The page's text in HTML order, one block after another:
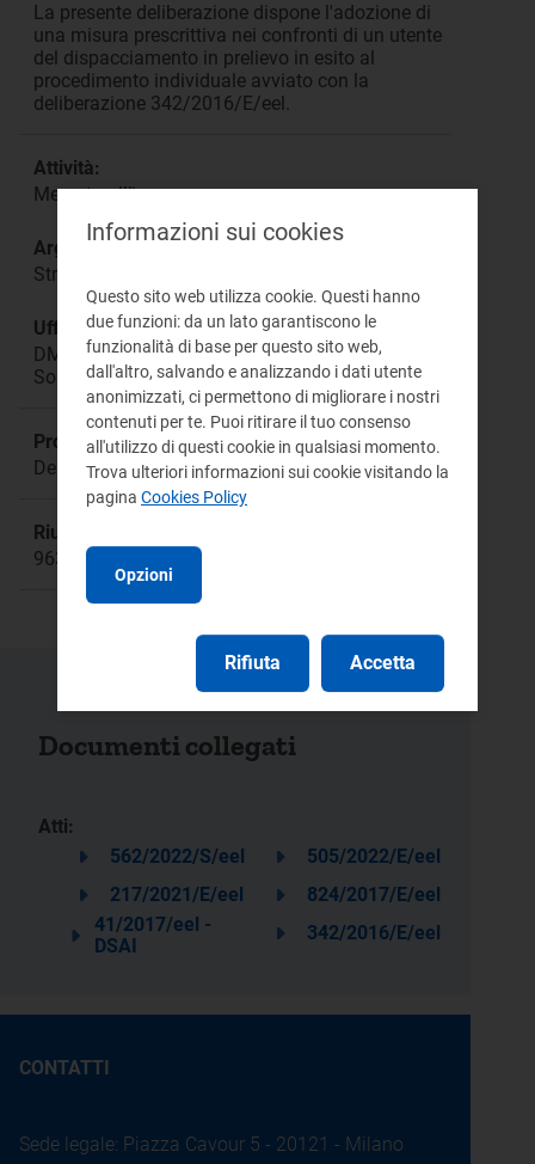
La presente deliberazione dispone l'adozione di
una misura prescrittiva nei confronti di un utente
del dispacciamento in prelievo in esito al
procedimento individuale avviato con la
deliberazione 342/2016/E/eel.
Attività:
Mercato all’ingrosso
Argomento:
Strategie di programmazione e offerta degli UDD
Ufficio responsabile:
DMEA Direzione Mercati Energia all'Ingrosso e
Sostenibilità Ambientale
Procedimento:
Delibera 342/2016/E/eel
Riunione:
963
Documenti collegati
Atti:
562/2022/S/eel
505/2022/E/eel
217/2021/E/eel
824/2017/E/eel
41/2017/eel -
DSAI
342/2016/E/eel
CONTATTI
Sede legale: Piazza Cavour 5 - 20121 - Milano
Informazioni sui cookies
Questo sito web utilizza cookie. Questi hanno
due funzioni: da un lato garantiscono le
funzionalità di base per questo sito web,
dall'altro, salvando e analizzando i dati utente
anonimizzati, ci permettono di migliorare i nostri
contenuti per te. Puoi ritirare il tuo consenso
all'utilizzo di questi cookie in qualsiasi momento.
Trova ulteriori informazioni sui cookie visitando la
pagina Cookies Policy
Opzioni
Rifiuta Accetta